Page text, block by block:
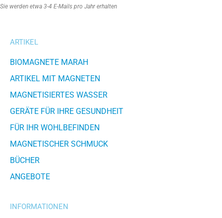
Sie werden etwa 3-4 E-Mails pro Jahr erhalten
ARTIKEL
BIOMAGNETE MARAH
ARTIKEL MIT MAGNETEN
MAGNETISIERTES WASSER
GERÄTE FÜR IHRE GESUNDHEIT
FÜR IHR WOHLBEFINDEN
MAGNETISCHER SCHMUCK
BÜCHER
ANGEBOTE
INFORMATIONEN